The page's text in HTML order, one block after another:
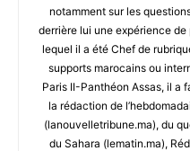
notamment sur les
derrière lui une expérience
lequel il a été Chef de
supports marocains ou
Paris II-Panthéon Assas, il a
la rédaction de
(lanouvelletribune.ma), du
du Sahara (lematin.ma),